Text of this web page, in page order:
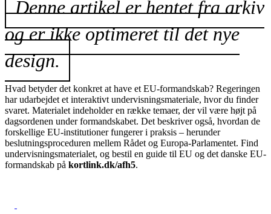
Denne artikel er hentet fra arkiv
og er ikke optimeret til det nye
design.
Hvad betyder det konkret at have et EU-formandskab? Regeringen
har udarbejdet et interaktivt undervisningsmateriale, hvor du finder
svaret. Materialet indeholder en række temaer, der vil være højt på
dagsordenen under formandskabet. Det beskriver også, hvordan de
forskellige EU-institutioner fungerer i praksis – herunder
beslutningsproceduren mellem Rådet og Europa-Parlamentet. Find
undervisningsmaterialet, og bestil en guide til EU og det danske EU-
formandskab på kortlink.dk/afh5.